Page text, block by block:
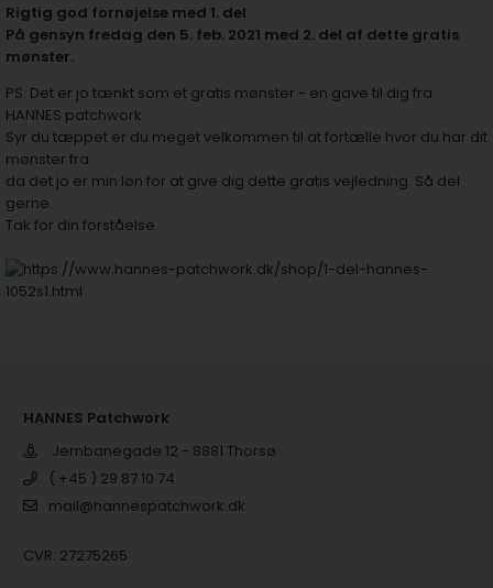
Rigtig god fornøjelse med 1. del
På gensyn fredag den 5. feb. 2021 med 2. del af dette gratis
mønster.
PS: Det er jo tænkt som et gratis mønster - en gave til dig fra
HANNES patchwork.
Syr du tæppet er du meget velkommen til at fortælle hvor du har dit
mønster fra.
da det jo er min løn for at give dig dette gratis vejledning. Så del
gerne.
Tak for din forståelse.
HANNES Patchwork
Jernbanegade 12 - 8881 Thorsø
( +45 ) 29 87 10 74
mail@hannespatchwork.dk
CVR: 27275265